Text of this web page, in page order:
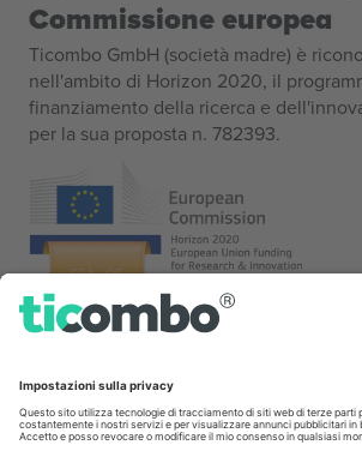
Commissione europea
Ticombo GmbH (società madre) è
nell'ambito di Horizon 2020, il
finanziamento della ricerca e
per la sua proposta n. 782393.